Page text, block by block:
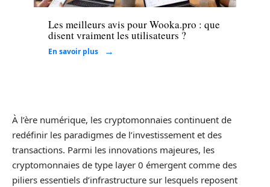
Les meilleurs avis pour Wooka.pro : que
disent vraiment les utilisateurs ?
En savoir plus
À l’ère numérique, les cryptomonnaies continuent de
redéfinir les paradigmes de l’investissement et des
transactions. Parmi les innovations majeures, les
cryptomonnaies de type layer 0 émergent comme des
piliers essentiels d’infrastructure sur lesquels reposent